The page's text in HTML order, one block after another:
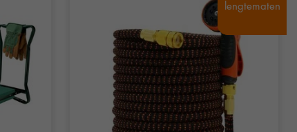
lengtematen
lengtematen